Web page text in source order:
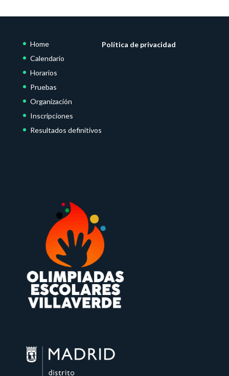
Home
Calendario
Horarios
Pruebas
Organización
Inscripciones
Resultados definitivos
Política de privacidad